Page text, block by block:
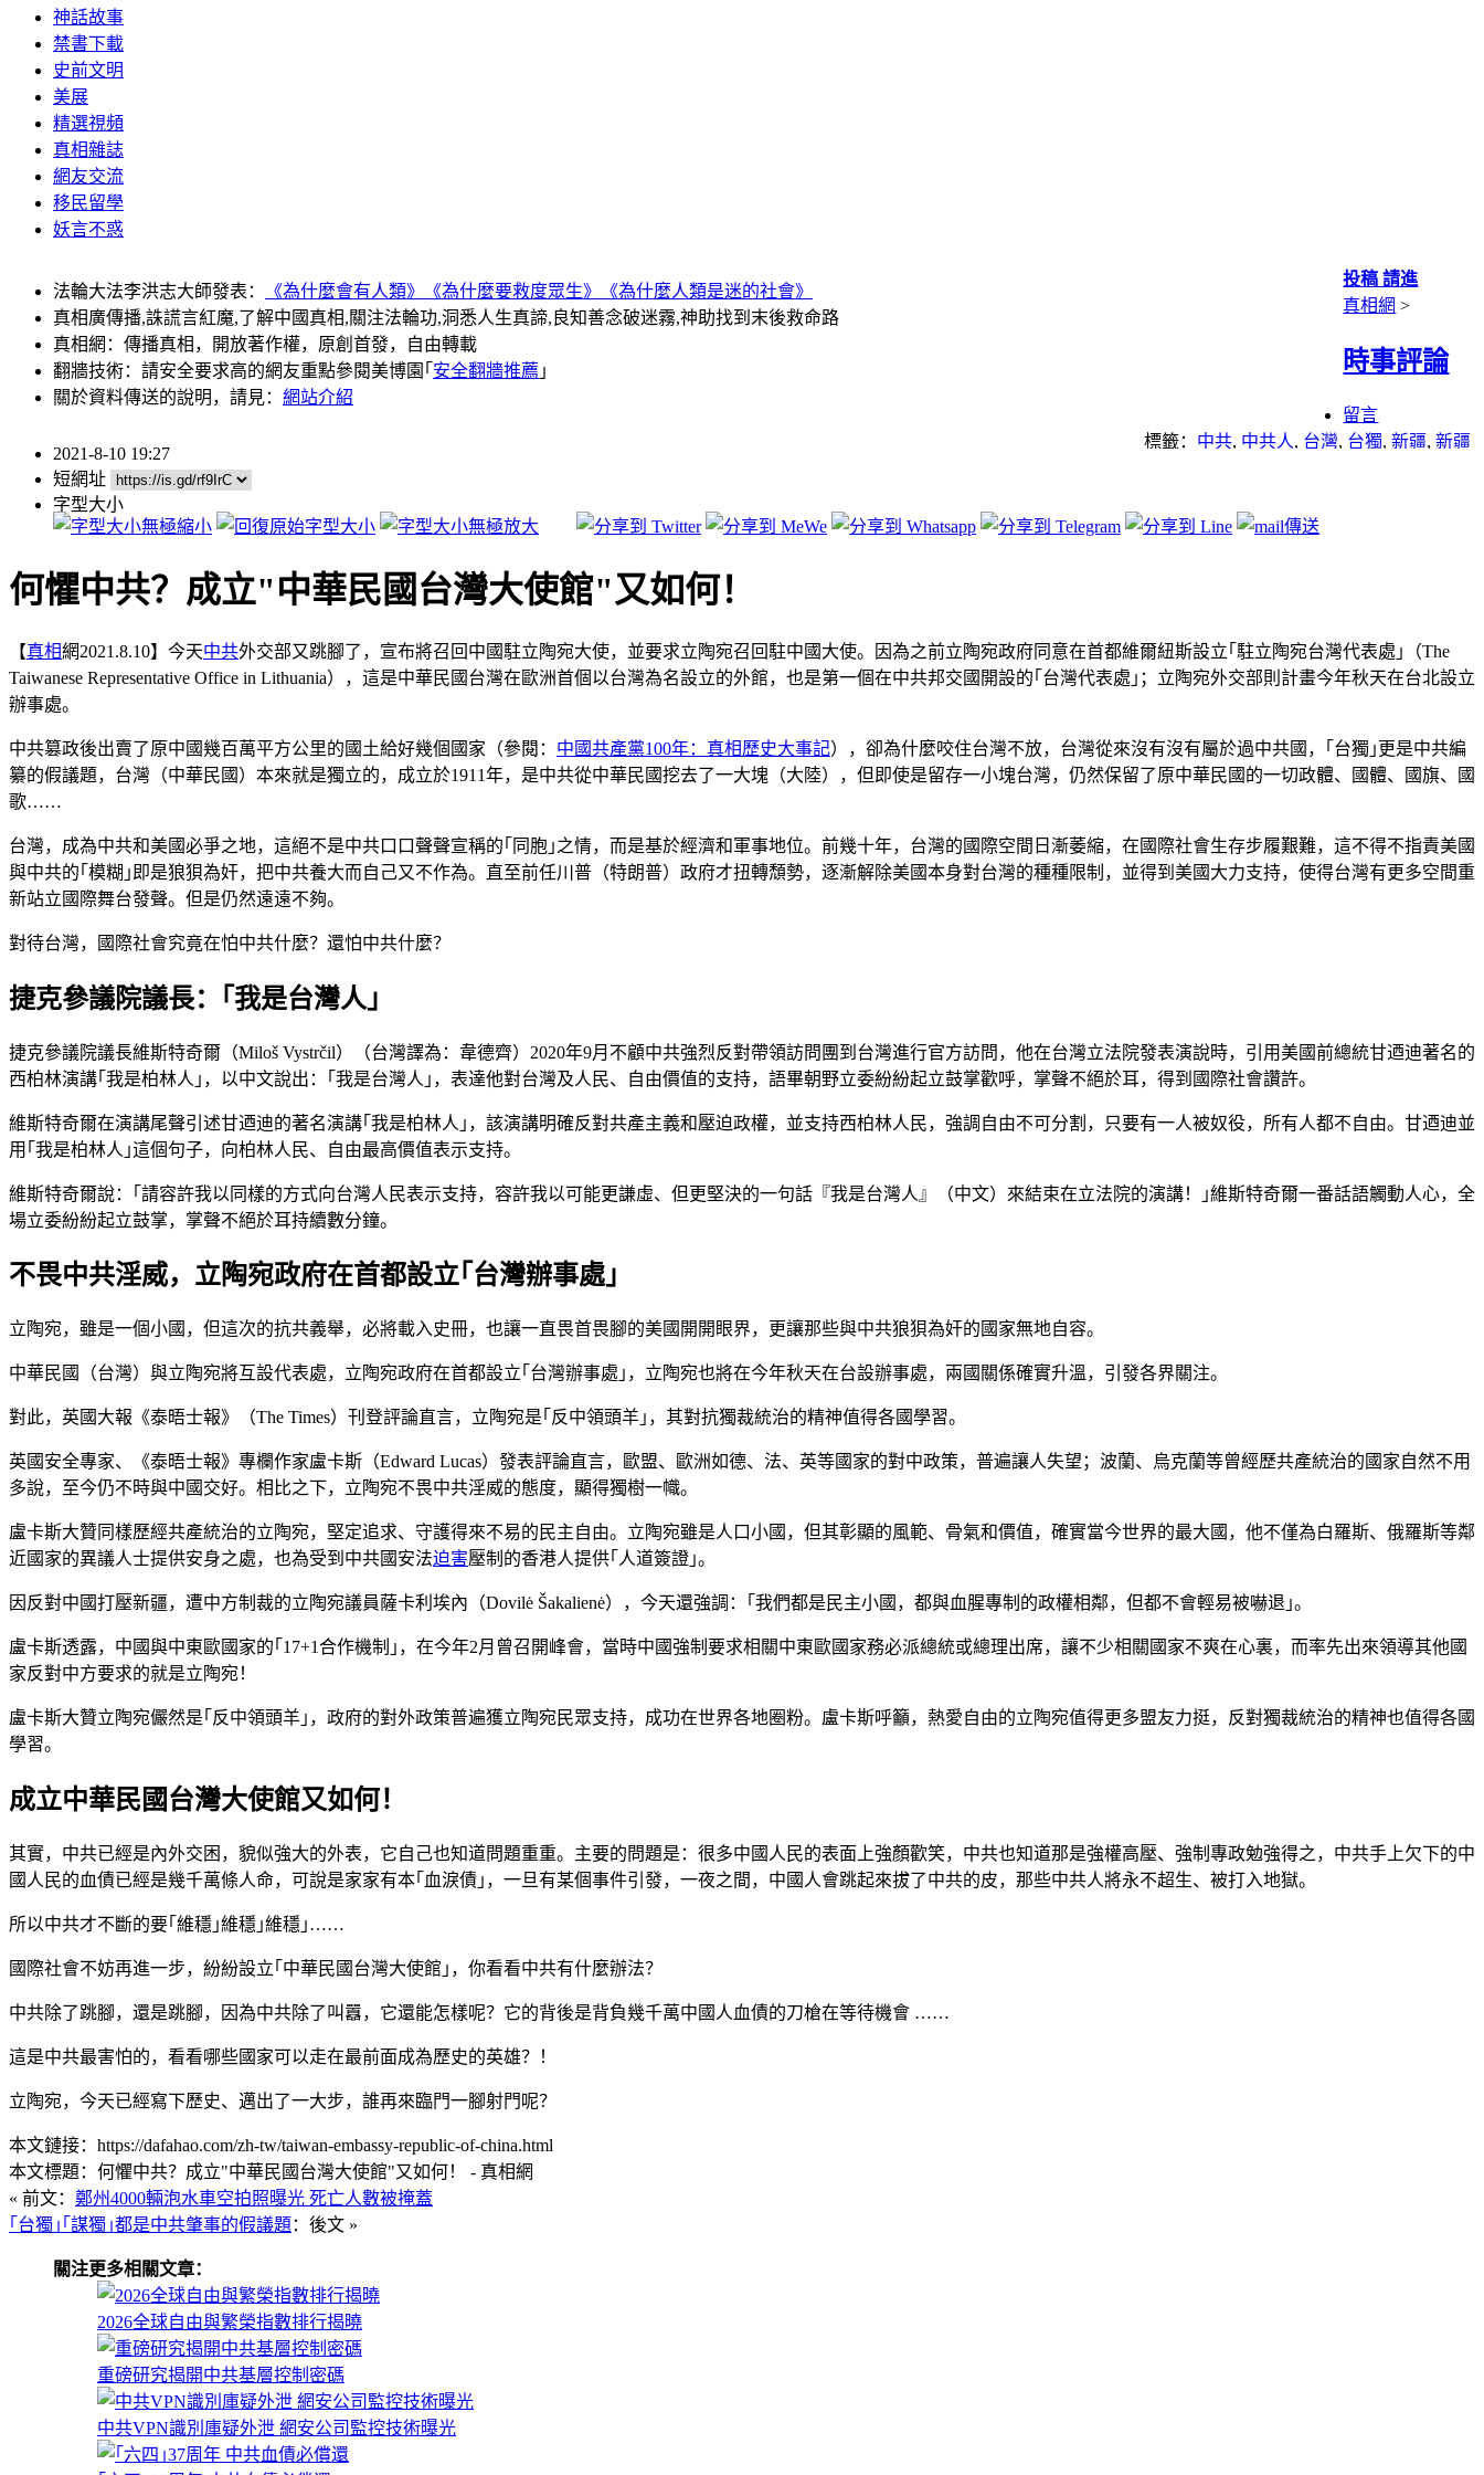
神話故事
禁書下載
史前文明
美展
精選視頻
真相雜誌
網友交流
移民留學
妖言不惑
法輪大法李洪志大師發表： 《為什麼會有人類》 《為什麼要救度眾生》
《為什麼人類是迷的社會》
真相廣傳播,誅謊言紅魔,了解中國真相,關注法輪功,洞悉人生真諦,良知善念破迷霧,神助找到末後救命路
真相網：傳播真相，開放著作權，原創首發，自由轉載
翻牆技術：請安全要求高的網友重點參閱美博園｢ 安全翻牆推薦 ｣
關於資料傳送的說明，請見： 網站介紹
投稿 請進
真相網 >
時事評論
留言
標籤： 中共, 中共人, 台灣, 台獨, 新疆, 新疆
2021-8-10 19:27
短網址
字型大小
何懼中共？成立"中華民國台灣大使館"又如何！
【真相網2021.8.10】今天中共外交部又跳腳了，宣布將召回中國駐立陶宛大使，並要求立陶宛召回駐中國大使。因為之前立陶宛政府同意在首都維爾紐斯設立｢駐立陶宛台灣代表處｣（The
Taiwanese Representative Office in Lithuania），這是中華民國台灣在歐洲首個以台灣為名設立的外館，也是第一個在中共邦交國開設的｢台灣代表處｣；立陶宛外交部則計畫今年秋天在台北設立
辦事處。
中共篡政後出賣了原中國幾百萬平方公里的國土給好幾個國家（參閱： 中國共產黨100年：真相歷史大事記），卻為什麼咬住台灣不放，台灣從來沒有沒有屬於過中共國，｢台獨｣更是中共編
纂的假議題，台灣（中華民國）本來就是獨立的，成立於1911年，是中共從中華民國挖去了一大塊（大陸），但即使是留存一小塊台灣，仍然保留了原中華民國的一切政體、國體、國旗、國
歌……
台灣，成為中共和美國必爭之地，這絕不是中共口口聲聲宣稱的｢同胞｣之情，而是基於經濟和軍事地位。前幾十年，台灣的國際空間日漸萎縮，在國際社會生存步履艱難，這不得不指責美國
與中共的｢模糊｣即是狼狽為奸，把中共養大而自己又不作為。直至前任川普（特朗普）政府才扭轉頹勢，逐漸解除美國本身對台灣的種種限制，並得到美國大力支持，使得台灣有更多空間重
新站立國際舞台發聲。但是仍然遠遠不夠。
對待台灣，國際社會究竟在怕中共什麼？還怕中共什麼？
捷克參議院議長：｢我是台灣人｣
捷克參議院議長維斯特奇爾（Miloš Vystrčil）（台灣譯為：韋德齊）2020年9月不顧中共強烈反對帶領訪問團到台灣進行官方訪問，他在台灣立法院發表演說時，引用美國前總統甘迺迪著名的
西柏林演講｢我是柏林人｣，以中文說出：｢我是台灣人｣，表達他對台灣及人民、自由價值的支持，語畢朝野立委紛紛起立鼓掌歡呼，掌聲不絕於耳，得到國際社會讚許。
維斯特奇爾在演講尾聲引述甘迺迪的著名演講｢我是柏林人｣，該演講明確反對共產主義和壓迫政權，並支持西柏林人民，強調自由不可分割，只要有一人被奴役，所有人都不自由。甘迺迪並
用｢我是柏林人｣這個句子，向柏林人民、自由最高價值表示支持。
維斯特奇爾說：｢請容許我以同樣的方式向台灣人民表示支持，容許我以可能更謙虛、但更堅決的一句話『我是台灣人』（中文）來結束在立法院的演講！｣維斯特奇爾一番話語觸動人心，全
場立委紛紛起立鼓掌，掌聲不絕於耳持續數分鐘。
不畏中共淫威，立陶宛政府在首都設立｢台灣辦事處｣
立陶宛，雖是一個小國，但這次的抗共義舉，必將載入史冊，也讓一直畏首畏腳的美國開開眼界，更讓那些與中共狼狽為奸的國家無地自容。
中華民國（台灣）與立陶宛將互設代表處，立陶宛政府在首都設立｢台灣辦事處｣，立陶宛也將在今年秋天在台設辦事處，兩國關係確實升溫，引發各界關注。
對此，英國大報《泰晤士報》（The Times）刊登評論直言，立陶宛是｢反中領頭羊｣，其對抗獨裁統治的精神值得各國學習。
英國安全專家、《泰晤士報》專欄作家盧卡斯（Edward Lucas）發表評論直言，歐盟、歐洲如德、法、英等國家的對中政策，普遍讓人失望；波蘭、烏克蘭等曾經歷共產統治的國家自然不用
多說，至今仍不時與中國交好。相比之下，立陶宛不畏中共淫威的態度，顯得獨樹一幟。
盧卡斯大贊同樣歷經共產統治的立陶宛，堅定追求、守護得來不易的民主自由。立陶宛雖是人口小國，但其彰顯的風範、骨氣和價值，確實當今世界的最大國，他不僅為白羅斯、俄羅斯等鄰
近國家的異議人士提供安身之處，也為受到中共國安法迫害壓制的香港人提供｢人道簽證｣。
因反對中國打壓新疆，遭中方制裁的立陶宛議員薩卡利埃內（Dovilė Šakalienė），今天還強調：｢我們都是民主小國，都與血腥專制的政權相鄰，但都不會輕易被嚇退｣。
盧卡斯透露，中國與中東歐國家的｢17+1合作機制｣，在今年2月曾召開峰會，當時中國強制要求相關中東歐國家務必派總統或總理出席，讓不少相關國家不爽在心裏，而率先出來領導其他國
家反對中方要求的就是立陶宛！
盧卡斯大贊立陶宛儼然是｢反中領頭羊｣，政府的對外政策普遍獲立陶宛民眾支持，成功在世界各地圈粉。盧卡斯呼籲，熱愛自由的立陶宛值得更多盟友力挺，反對獨裁統治的精神也值得各國
學習。
成立中華民國台灣大使館又如何！
其實，中共已經是內外交困，貌似強大的外表，它自己也知道問題重重。主要的問題是：很多中國人民的表面上強顏歡笑，中共也知道那是強權高壓、強制專政勉強得之，中共手上欠下的中
國人民的血債已經是幾千萬條人命，可說是家家有本｢血淚債｣，一旦有某個事件引發，一夜之間，中國人會跳起來拔了中共的皮，那些中共人將永不超生、被打入地獄。
所以中共才不斷的要｢維穩｣維穩｣維穩｣……
國際社會不妨再進一步，紛紛設立｢中華民國台灣大使館｣，你看看中共有什麼辦法？
中共除了跳腳，還是跳腳，因為中共除了叫囂，它還能怎樣呢？它的背後是背負幾千萬中國人血債的刀槍在等待機會 ……
這是中共最害怕的，看看哪些國家可以走在最前面成為歷史的英雄？！
立陶宛，今天已經寫下歷史、邁出了一大步，誰再來臨門一腳射門呢？
本文鏈接：https://dafahao.com/zh-tw/taiwan-embassy-republic-of-china.html
本文標題：何懼中共？成立"中華民國台灣大使館"又如何！ - 真相網
« 前文： 鄭州4000輛泡水車空拍照曝光 死亡人數被掩蓋
｢台獨｣｢謀獨｣都是中共肇事的假議題 ：後文 »
關注更多相關文章：
2026全球自由與繁榮指數排行揭曉
重磅研究揭開中共基層控制密碼
中共VPN識別庫疑外泄 網安公司監控技術曝光